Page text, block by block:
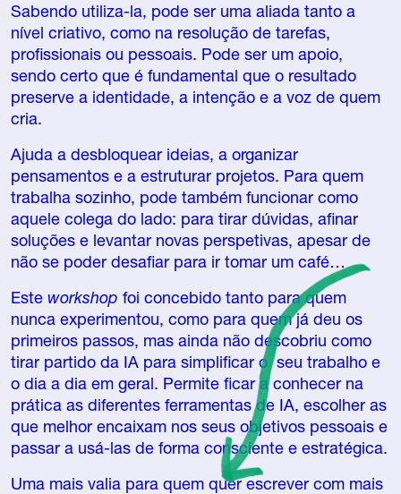
Sabendo utiliza-la, pode ser uma aliada tanto a
nível criativo, como na resolução de tarefas,
profissionais ou pessoais. Pode ser um apoio,
sendo certo que é fundamental que o resultado
preserve a identidade, a intenção e a voz de quem
cria.
Ajuda a desbloquear ideias, a organizar
pensamentos e a estruturar projetos. Para quem
trabalha sozinho, pode também funcionar como
aquele colega do lado: para tirar dúvidas, afinar
soluções e levantar novas perspetivas, apesar de
não se poder desafiar para ir tomar um café…
Este workshop foi concebido tanto para quem
nunca experimentou, como para quem já deu os
primeiros passos, mas ainda não descobriu como
tirar partido da IA para simplificar o seu trabalho e
o dia a dia em geral. Permite ficar a conhecer na
prática as diferentes ferramentas de IA, escolher as
que melhor encaixam nos seus objetivos pessoais e
passar a usá-las de forma consciente e estratégica.
Uma mais valia para quem quer escrever com mais